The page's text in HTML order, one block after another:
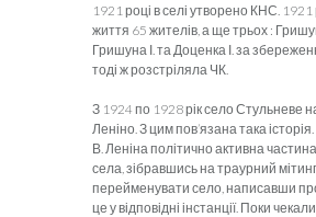
1921 році в селі утворено КНС. 1921
життя 65 жителів, а ще трьох :
Гришуна І. та Доценка І. за
тоді ж розстріляла ЧК.
З 1924 по 1928 рік село Стульневе
Леніно. З цим пов’язана така
В. Леніна політично активна
села, зібравшись на траурний
перейменувати село, написавши
це у відповідні інстанції. Поки чекали